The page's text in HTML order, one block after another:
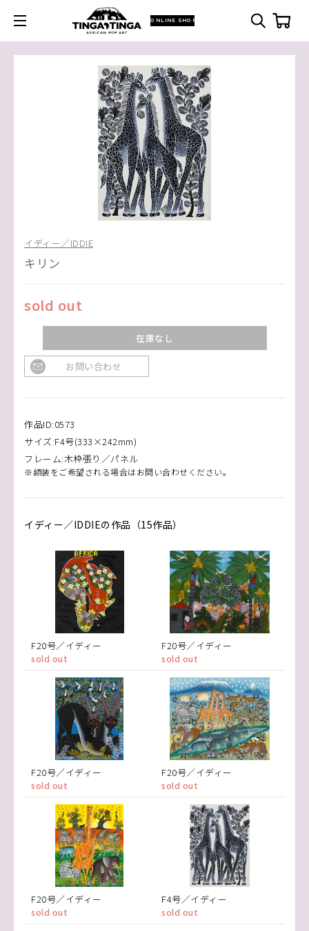
ONLINE SHOP
イディー／IDDIE
キリン
sold out
在庫なし
お問い合わせ
作品ID:0573
サイズ:F4号(333×242mm)
フレーム:木枠張り／パネル
※額装をご希望される場合はお問い合わせください。
イディー／IDDIEの作品（15作品）
F20号／イディー
sold out
F20号／イディー
sold out
F20号／イディー
sold out
F20号／イディー
sold out
F20号／イディー
sold out
F4号／イディー
sold out